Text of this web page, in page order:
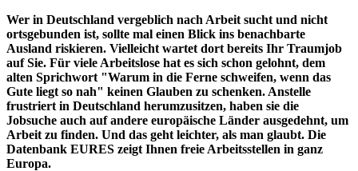
Wer in Deutschland vergeblich nach Arbeit sucht und nicht
ortsgebunden ist, sollte mal einen Blick ins benachbarte
Ausland riskieren. Vielleicht wartet dort bereits Ihr Traumjob
auf Sie. Für viele Arbeitslose hat es sich schon gelohnt, dem
alten Sprichwort "Warum in die Ferne schweifen, wenn das
Gute liegt so nah" keinen Glauben zu schenken. Anstelle
frustriert in Deutschland herumzusitzen, haben sie die
Jobsuche auch auf andere europäische Länder ausgedehnt, um
Arbeit zu finden. Und das geht leichter, als man glaubt. Die
Datenbank EURES zeigt Ihnen freie Arbeitsstellen in ganz
Europa.